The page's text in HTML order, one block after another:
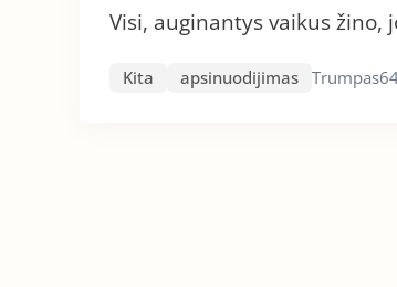
Visi, auginantys vaikus
Kita apsinuodijimas Trumpas